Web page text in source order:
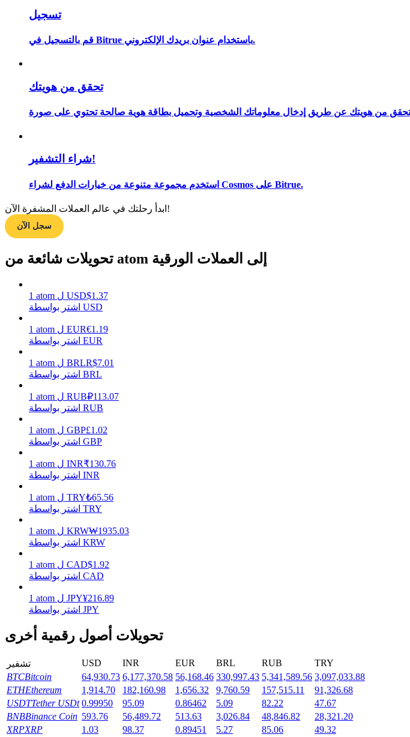
معلومة
تحليل البيانات الضخمة بما في ذلك المعلومات التجارية، وما إلى ذلك.
مرشد
دليل المبتدئين للعقود الآجلة
استراتيجيات التداول
تعلم كيفية البقاء مربحة
يكسب
خنزير الطاقة
تسجيل
قم بالتسجيل في Bitrue باستخدام عنوان بريدك الإلكتروني.
تحقق من هويتك
شراء التشفير!
استخدم مجموعة متنوعة من خيارات الدفع لشراء Cosmos على Bitrue.
ابدأ رحلتك في عالم العملات المشفرة الآن!
سجل الآن
تحويلات شائعة من atom إلى العملات الورقية
1 atom ل USD$1.37
اشتر بواسطة USD
1 atom ل EUR€1.19
اشتر بواسطة EUR
1 atom ل BRLR$7.01
اشتر بواسطة BRL
1 atom ل RUB₽113.07
اشتر بواسطة RUB
1 atom ل GBP£1.02
اشتر بواسطة GBP
1 atom ل INR₹130.76
اشتر بواسطة INR
1 atom ل TRY₺65.56
اشتر بواسطة TRY
1 atom ل KRW₩1935.03
اشتر بواسطة KRW
1 atom ل CAD$1.92
اشتر بواسطة CAD
1 atom ل JPY¥216.89
اشتر بواسطة JPY
تحويلات أصول رقمية أخرى
تشفير USD INR EUR BRL RUB
TRY
BTCBitcoin 64,930.73 6,177,370.58 56,168.46 330,997.43 5,341,589.56 3,097,033.88
ETHEthereum 1,914.70 182,160.98 1,656.32 9,760.59 157,515.11
91,326.68
USDTTether USDt 0.99950 95.09 0.86462 5.09 82.22
47.67
BNBBinance Coin 593.76 56,489.72 513.63 3,026.84 48,846.82
28,321.20
XRPXRP 1.03 98.37 0.89451 5.27 85.06
49.32